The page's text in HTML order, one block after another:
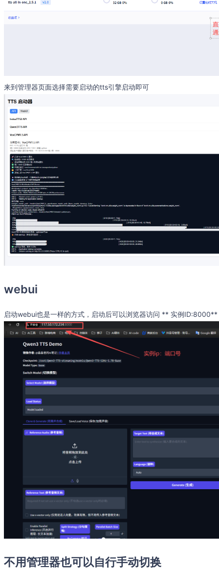
来到管理器页面选择需要启动的tts引擎启动即可
webui
启动webui也是一样的方式，启动后可以浏览器访问 ** 实例ID:8000**
不用管理器也可以自行手动切换